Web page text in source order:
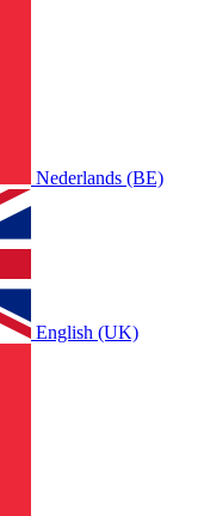
Nederlands (BE)
English (UK)